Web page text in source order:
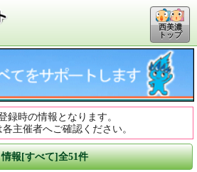
西美濃
トップ
録時の情報となります。
主催者へご確認ください。
情報[すべて]全51件